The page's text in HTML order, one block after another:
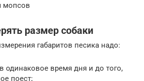
мопсов
размер собаки
габаритов песика надо:
одинаковое время дня и до того,
поест;